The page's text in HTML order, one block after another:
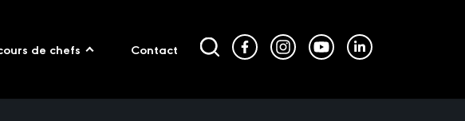
de chefs Contact